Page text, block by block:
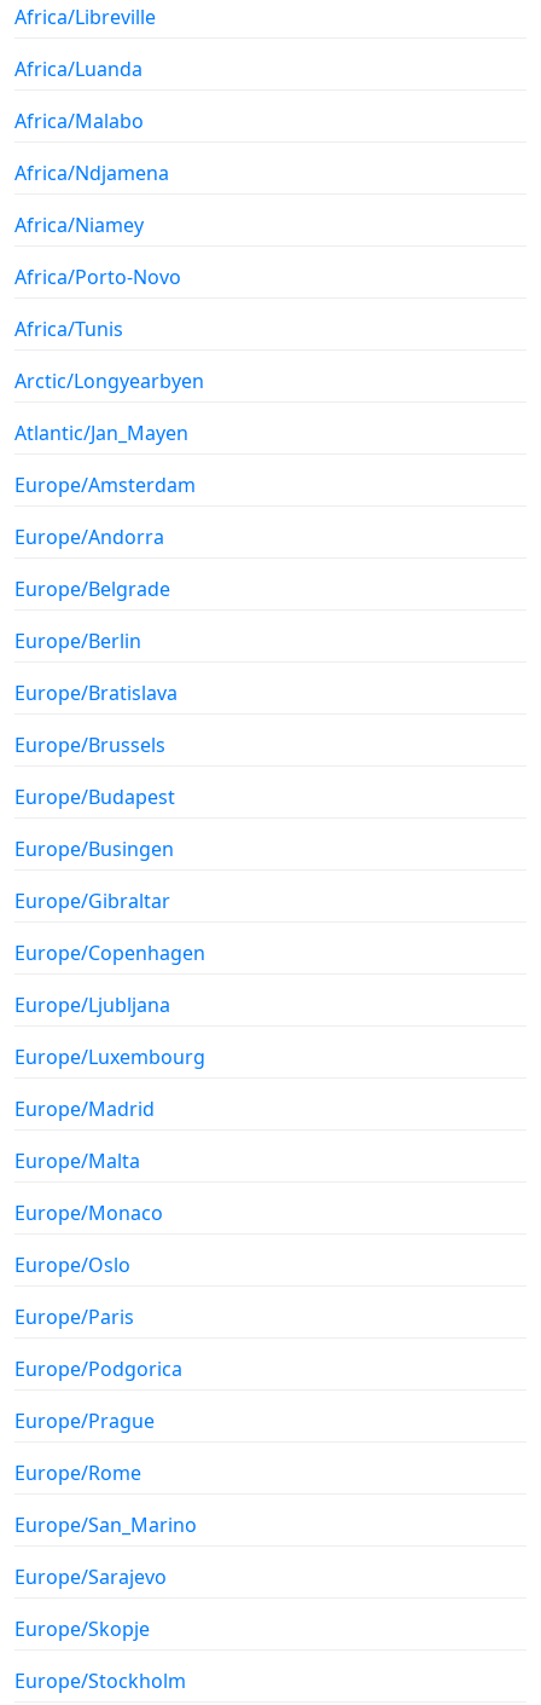
Africa/Libreville
Africa/Luanda
Africa/Malabo
Africa/Ndjamena
Africa/Niamey
Africa/Porto-Novo
Africa/Tunis
Arctic/Longyearbyen
Atlantic/Jan_Mayen
Europe/Amsterdam
Europe/Andorra
Europe/Belgrade
Europe/Berlin
Europe/Bratislava
Europe/Brussels
Europe/Budapest
Europe/Busingen
Europe/Gibraltar
Europe/Copenhagen
Europe/Ljubljana
Europe/Luxembourg
Europe/Madrid
Europe/Malta
Europe/Monaco
Europe/Oslo
Europe/Paris
Europe/Podgorica
Europe/Prague
Europe/Rome
Europe/San_Marino
Europe/Sarajevo
Europe/Skopje
Europe/Stockholm